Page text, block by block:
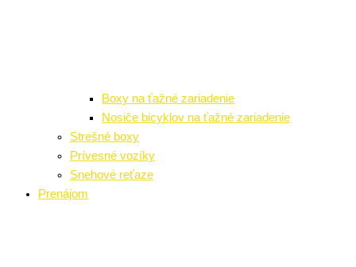
Boxy na ťažné zariadenie
Nosiče bicyklov na ťažné zariadenie
Strešné boxy
Prívesné vozíky
Snehové reťaze
Prenájom